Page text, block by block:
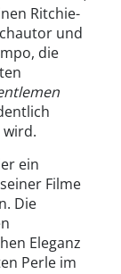
Ritchie-
und
die
wird.
ein
Filme
Die
Eleganz
Perle im